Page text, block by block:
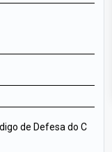
de Defesa do C